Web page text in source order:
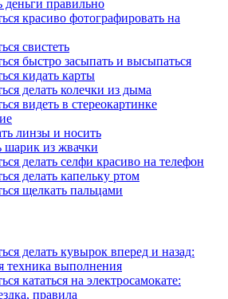
деньги правильно
красиво фотографировать на
свистеть
быстро засыпать и высыпаться
кидать карты
делать колечки из дыма
видеть в стереокартинке
линзы и носить
шарик из жвачки
делать селфи красиво на телефон
делать капельку ртом
щелкать пальцами
делать кувырок вперед и назад:
техника выполнения
кататься на электросамокате:
правила